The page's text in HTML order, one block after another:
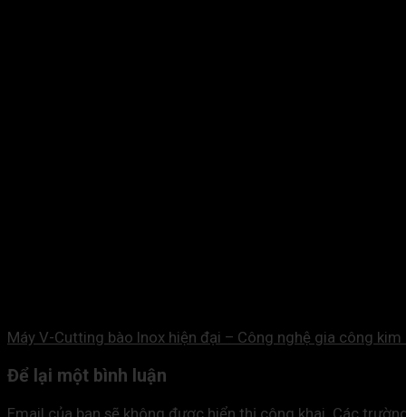
Máy V-Cutting bào Inox hiện đại – Công nghệ gia công
Để lại một bình luận
Email của bạn sẽ không được hiển thị công khai. Các